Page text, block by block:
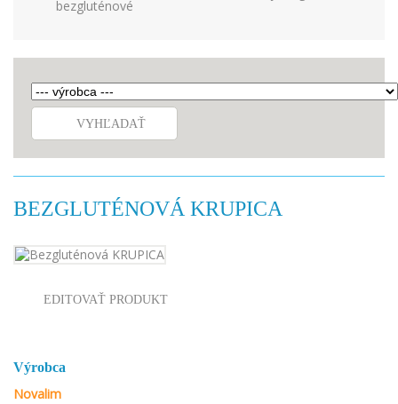
bezgluténové
VYHĽADAŤ
BEZGLUTÉNOVÁ KRUPICA
EDITOVAŤ PRODUKT
Výrobca
Novalim